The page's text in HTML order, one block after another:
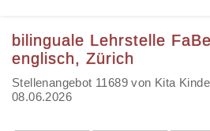
bilinguale Lehrstelle
englisch, Zürich
Stellenangebot 11689 von Kita
08.06.2026